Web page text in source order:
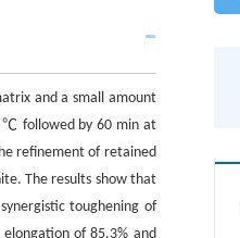
and a small amount
℃ followed by 60 min at
refinement of retained
The results show that
toughening of
of 85.3% and